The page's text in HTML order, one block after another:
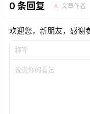
0 条回复 A 文章作者
欢迎您，新朋友，感谢